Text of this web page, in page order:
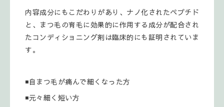
内容成分にもこだわりがあり、ナノ化されたペプチド
と、まつ毛の育毛に効果的に作用する成分が配合され
たコンディショニング剤は臨床的にも証明されていま
す。
◾自まつ毛が痛んで細くなった方
◾元々細く短い方